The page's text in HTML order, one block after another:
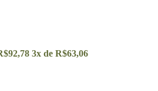
92,78 3x de R$63,06